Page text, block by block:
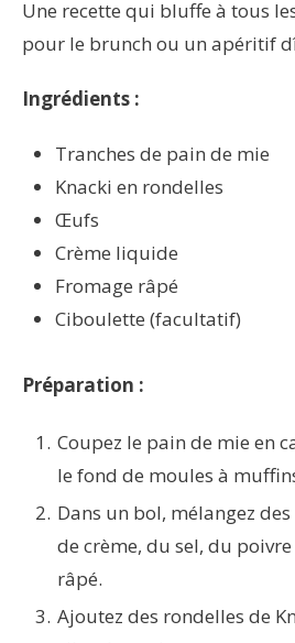
Une recette qui bluffe à tous
pour le brunch ou un apéritif
Ingrédients :
Tranches de pain de mie
Knacki en rondelles
Œufs
Crème liquide
Fromage râpé
Ciboulette (facultatif)
Préparation :
Coupez le pain de mie en
le fond de moules à
Dans un bol, mélangez
de crème, du sel, du
râpé.
Ajoutez des rondelles de